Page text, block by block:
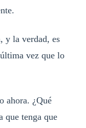
y la verdad, es
vez que lo
ahora. ¿Qué
que tenga que